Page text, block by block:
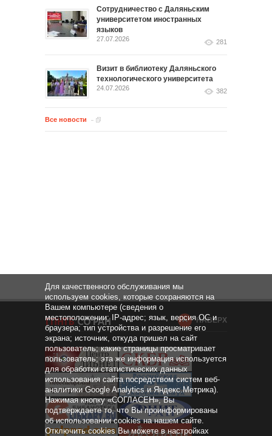
Сотрудничество с Даляньским
университетом иностранных
языков
27.07.2026 281
Визит в библиотеку Даляньского
технологического университета
24.07.2026 382
Все новости
НАВЕРХ
Для качественного обслуживания мы
используем cookies, которые сохраняются на
Вашем компьютере (сведения о
местоположении; IP-адрес; язык, версия ОС и
браузера; тип устройства и разрешение его
экрана; источник, откуда пришел на сайт
пользователь; какие страницы просматривает
пользователь; эта же информация используется
для обработки статистических данных
использования сайта посредством систем веб-
аналитики Google Analytics и Яндекс.Метрика).
Нажимая кнопку «СОГЛАСЕН», Вы
подтверждаете то, что Вы проинформированы
об использовании cookies на нашем сайте.
Отключить cookies Вы можете в настройках